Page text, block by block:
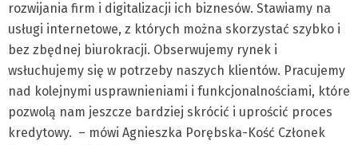
rozwijania firm i digitalizacji ich biznesów. Stawiamy na
usługi internetowe, z których można skorzystać szybko i
bez zbędnej biurokracji. Obserwujemy rynek i
wsłuchujemy się w potrzeby naszych klientów. Pracujemy
nad kolejnymi usprawnieniami i funkcjonalnościami, które
pozwolą nam jeszcze bardziej skrócić i uprościć proces
kredytowy. – mówi Agnieszka Porębska-Kość Członek